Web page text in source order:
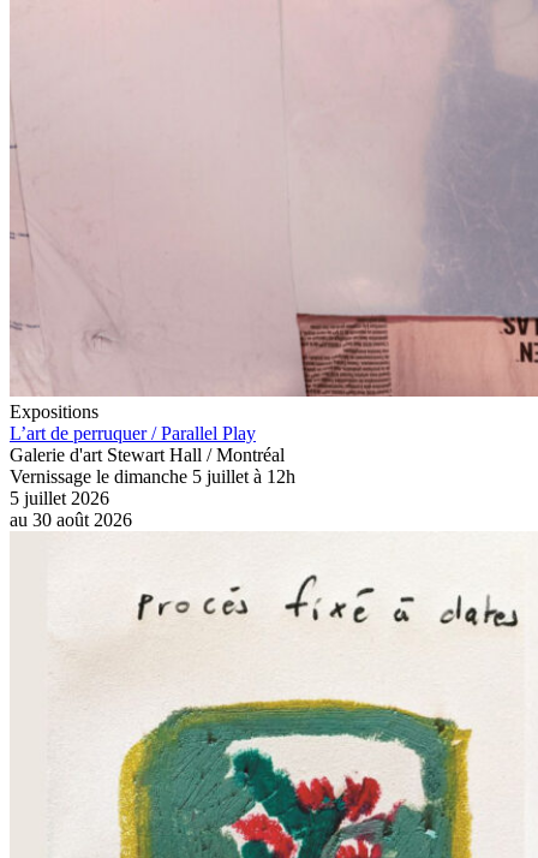
Expositions
L’art de perruquer / Parallel Play
Galerie d'art Stewart Hall / Montréal
Vernissage le dimanche 5 juillet à 12h
5 juillet 2026
au 30 août 2026